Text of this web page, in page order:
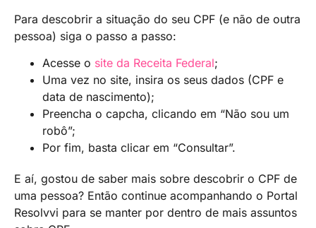
Para descobrir a situação do seu CPF (e não de outra
pessoa) siga o passo a passo:
Acesse o site da Receita Federal;
Uma vez no site, insira os seus dados (CPF e
data de nascimento);
Preencha o capcha, clicando em “Não sou um
robô”;
Por fim, basta clicar em “Consultar”.
E aí, gostou de saber mais sobre descobrir o CPF de
uma pessoa? Então continue acompanhando o Portal
Resolvvi para se manter por dentro de mais assuntos